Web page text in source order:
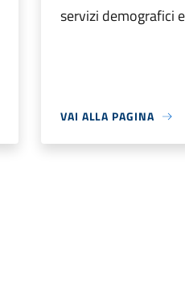
servizi demografici
VAI ALLA PAGINA